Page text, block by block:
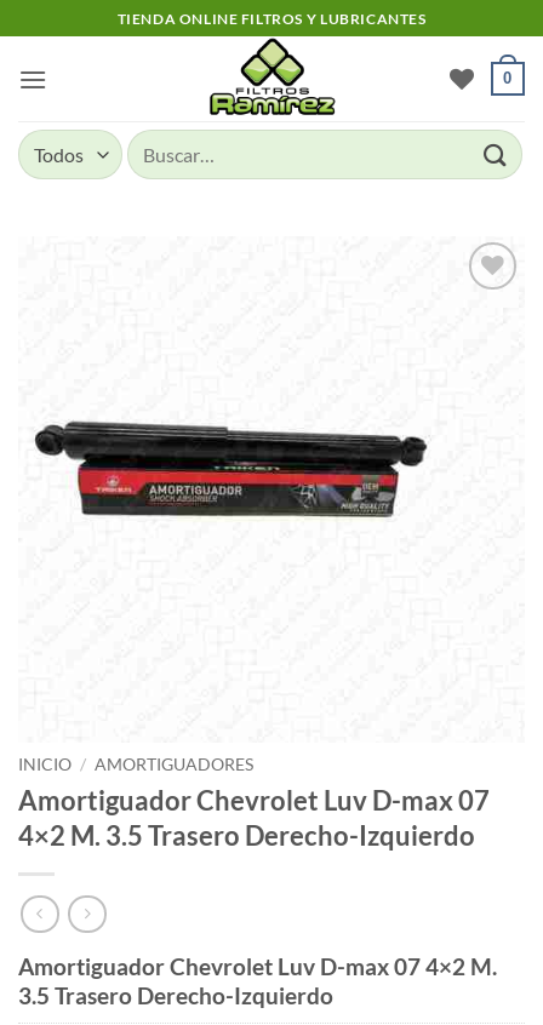
to
content
TIENDA ONLINE FILTROS Y LUBRICANTES
0
Buscar
por:
INICIO / AMORTIGUADORES
Amortiguador Chevrolet Luv D-max 07
4×2 M. 3.5 Trasero Derecho-Izquierdo
Amortiguador Chevrolet Luv D-max 07 4×2 M.
3.5 Trasero Derecho-Izquierdo